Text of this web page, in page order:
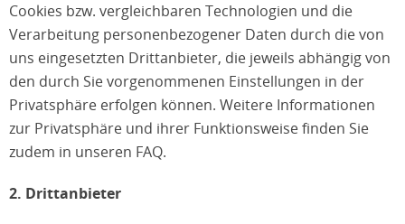
Cookies bzw. vergleichbaren Technologien und die
Verarbeitung personenbezogener Daten durch die von
uns eingesetzten Drittanbieter, die jeweils abhängig von
den durch Sie vorgenommenen Einstellungen in der
Privatsphäre erfolgen können. Weitere Informationen
zur Privatsphäre und ihrer Funktionsweise finden Sie
zudem in unseren FAQ.
2. Drittanbieter